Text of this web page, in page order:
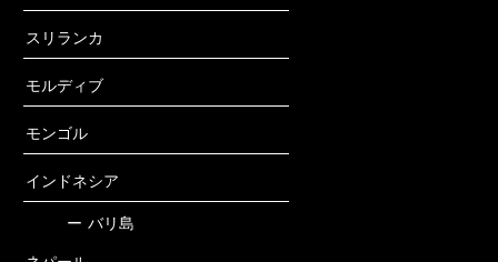
スリランカ
モルディブ
モンゴル
インドネシア
ー バリ島